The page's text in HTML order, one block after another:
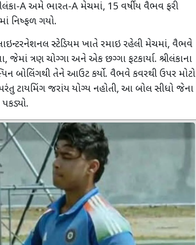
Aઅમે ભારત-A મેચમાં, 15 વર્ષીય વૈભવ ફરી
નિષ્ફળ ગયો.
સ્ટેડિયમ ખાતે રમાઇ રહેલી મેચમાં, વૈભવે
, જેમાં ત્રણ ચોગ્ગા અને એક છગ્ગા ફટકાર્યા. શ્રીલંકાના
બોલિંગથી તેને આઉટ કર્યો. વૈભવે કવરથી ઉપર મોટો
પરંતુ ટાયમિંગ જરાંય યોગ્ય નહોતી, આ બોલ સીધો જેના